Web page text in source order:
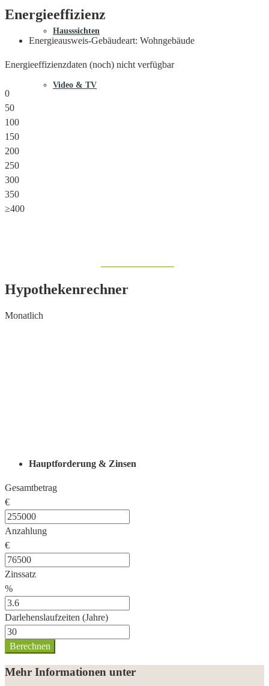
Hausssichten
Video & TV
Energieeffizienz
Energieausweis-Gebäudeart: Wohngebäude
Energieeffizienzdaten (noch) nicht verfügbar
0
50
100
150
200
250
300
350
≥400
Hypothekenrechner
Monatlich
Hauptforderung & Zinsen
Gesamtbetrag
€
Anzahlung
€
Zinssatz
%
Darlehenslaufzeiten (Jahre)
Berechnen
Mehr Informationen unter